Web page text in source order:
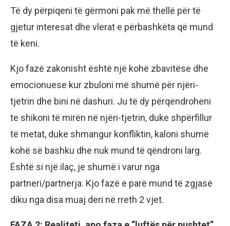
Të dy përpiqeni të gërmoni pak më thellë për të
gjetur interesat dhe vlerat e përbashkëta që mund
të keni.
Kjo fazë zakonisht është një kohë zbavitëse dhe
emocionuese kur zbuloni më shumë për njëri-
tjetrin dhe bini në dashuri. Ju të dy përqendroheni
te shikoni të mirën në njëri-tjetrin, duke shpërfillur
të metat, duke shmangur konfliktin, kaloni shumë
kohë së bashku dhe nuk mund të qëndroni larg.
Është si një ilaç, je shumë i varur nga
partneri/partnerja. Kjo fazë e parë mund të zgjasë
diku nga disa muaj deri në rreth 2 vjet.